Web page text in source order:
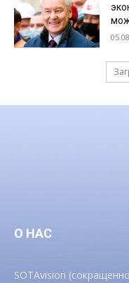
О НАС
SOTAvision